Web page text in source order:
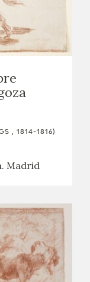
, 1814-1816)
Madrid